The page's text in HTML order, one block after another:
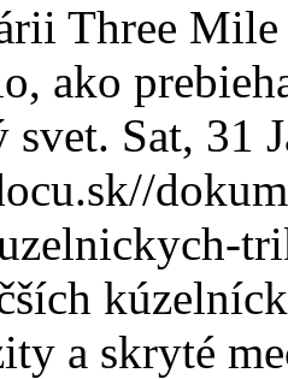
Three
ako
svet. Sat, 31
a skryté